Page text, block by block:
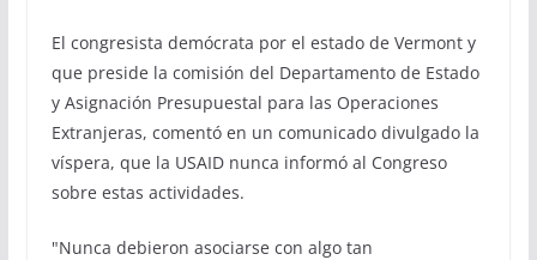
El congresista demócrata por el estado de Vermont y
que preside la comisión del Departamento de Estado
y Asignación Presupuestal para las Operaciones
Extranjeras, comentó en un comunicado divulgado la
víspera, que la USAID nunca informó al Congreso
sobre estas actividades.
"Nunca debieron asociarse con algo tan